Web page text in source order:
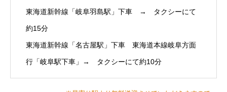
東海道新幹線「岐阜羽島駅」下車 → タクシーにて
約15分
東海道新幹線「名古屋駅」下車 東海道本線岐阜方面
行「岐阜駅下車」→ タクシーにて約10分